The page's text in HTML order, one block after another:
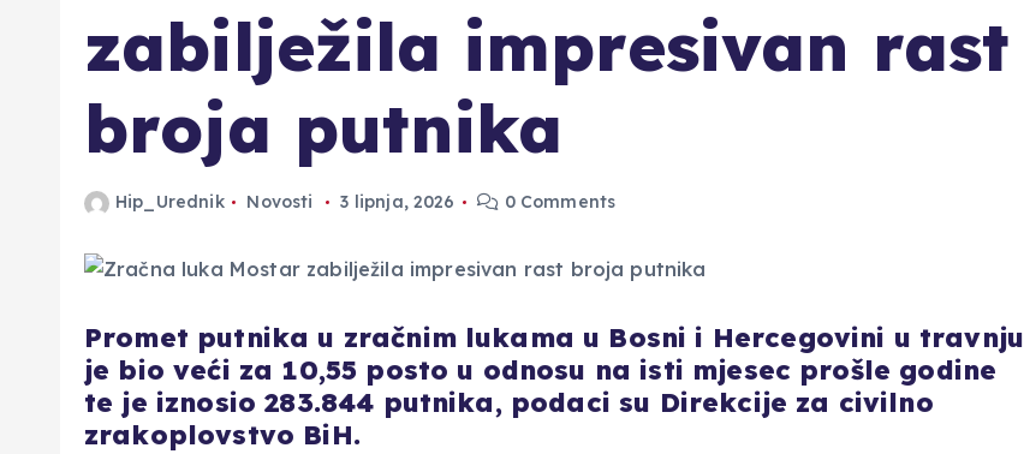
zabilježila impresivan rast
broja putnika
Hip_Urednik Novosti 3 lipnja, 2026 0 Comments
Promet putnika u zračnim lukama u Bosni i Hercegovini u travnju
je bio veći za 10,55 posto u odnosu na isti mjesec prošle godine
te je iznosio 283.844 putnika, podaci su Direkcije za civilno
zrakoplovstvo BiH.